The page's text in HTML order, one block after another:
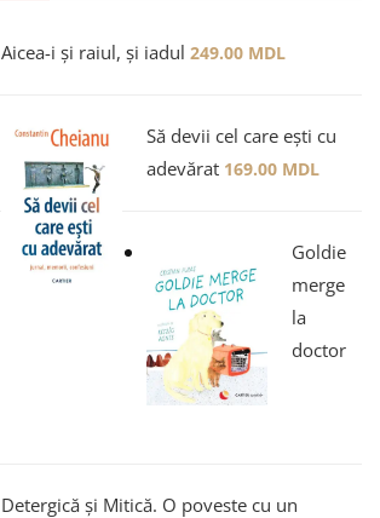
Aicea-i și raiul, și iadul 249.00 MDL
Să devii cel care ești cu
adevărat 169.00 MDL
Goldie
merge
la
doctor
Detergică și Mitică. O poveste cu un